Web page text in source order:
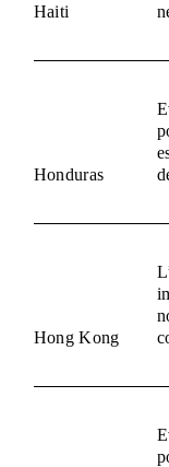
Haiti
Honduras
Hong Kong